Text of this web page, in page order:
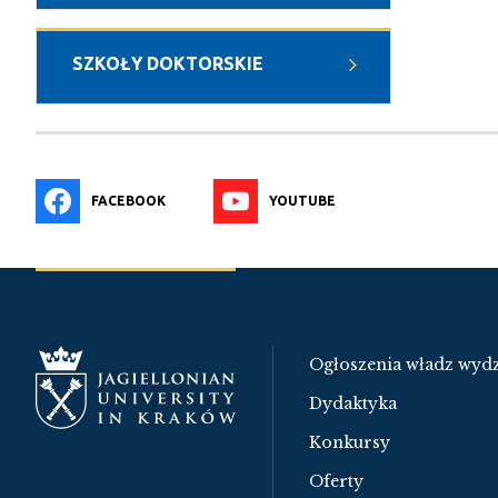
SZKOŁY DOKTORSKIE
FACEBOOK YOUTUBE
Ogłoszenia władz
Dydaktyka
Konkursy
Oferty